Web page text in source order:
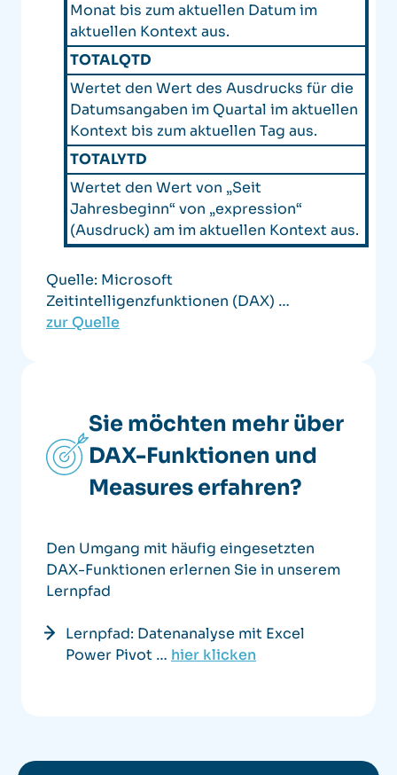
Monat bis zum aktuellen Datum im
aktuellen Kontext aus.
TOTALQTD
Wertet den Wert des Ausdrucks für die
Datumsangaben im Quartal im aktuellen
Kontext bis zum aktuellen Tag aus.
TOTALYTD
Wertet den Wert von „Seit
Jahresbeginn“ von „expression“
(Ausdruck) am im aktuellen Kontext aus.
Quelle: Microsoft
Zeitintelligenzfunktionen (DAX) …
zur Quelle
Sie möchten mehr über
DAX-Funktionen und
Measures erfahren?
Den Umgang mit häufig eingesetzten
DAX-Funktionen erlernen Sie in unserem
Lernpfad
Lernpfad: Datenanalyse mit Excel
Power Pivot … hier klicken